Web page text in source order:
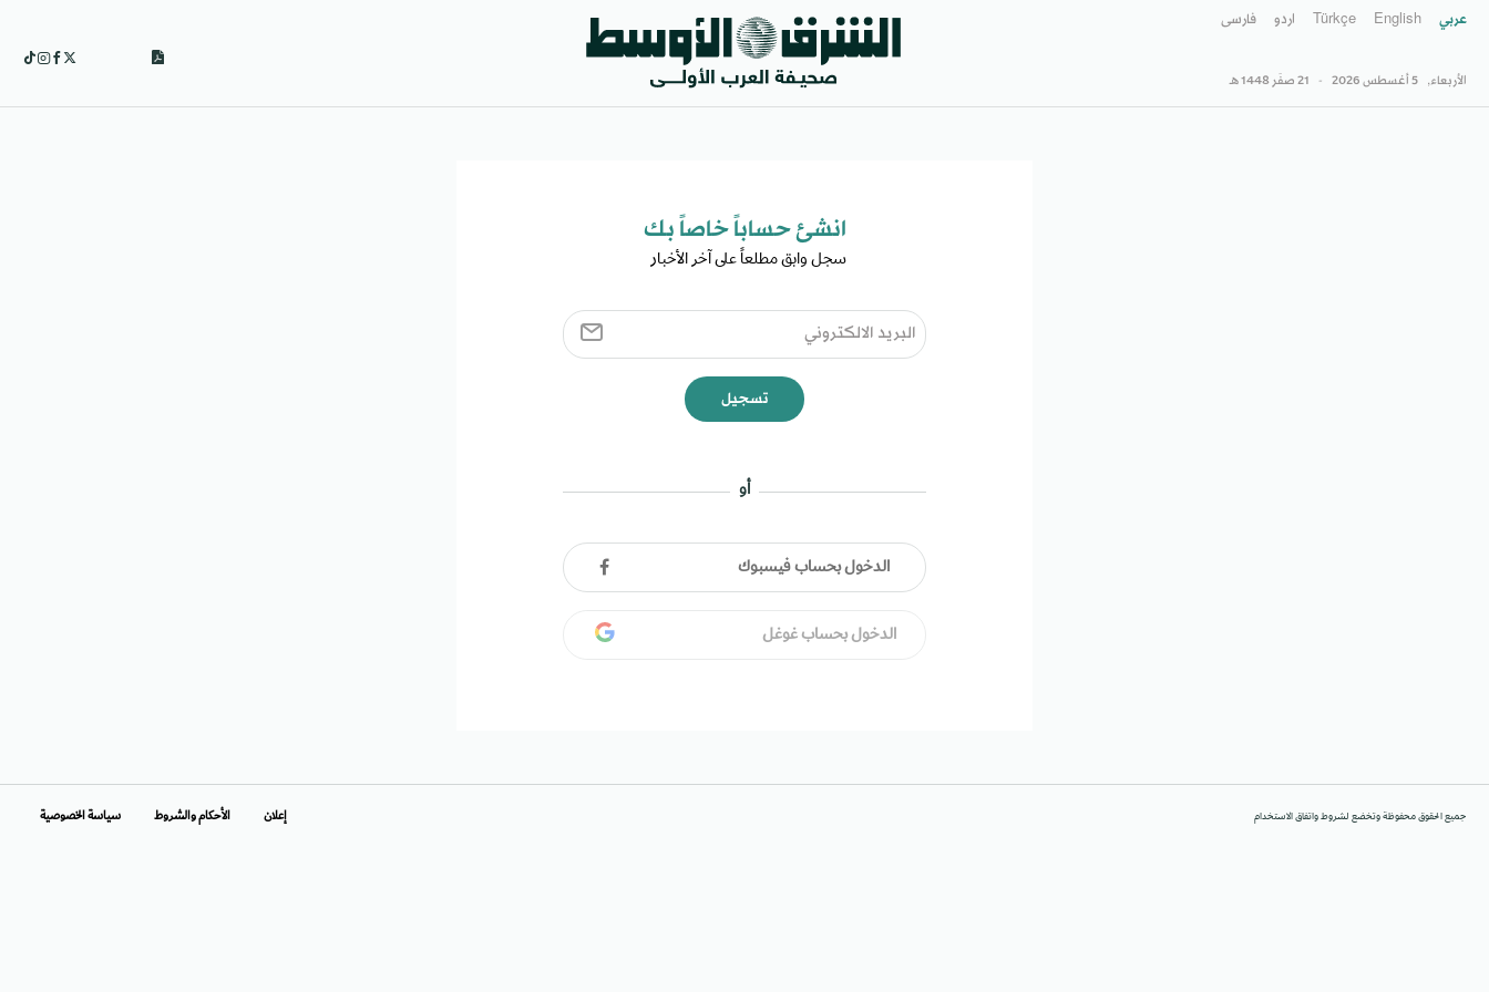
عربي English
Türkçe اردو فارسى
الأربعاء, 5 أغسطس 2026 - 21 صفَر 1448 هـ
انشئ حساباً خاصاً بك​
سجل وابق مطلعاً على آخر الأخبار ​
تسجيل
أو
الدخول بحساب فيسبوك
الدخول بحساب غوغل
جميع الحقوق محفوظة وتخضع لشروط واتفاق الاستخدام إعلان الأحكام والشروط سياسة الخصوصية